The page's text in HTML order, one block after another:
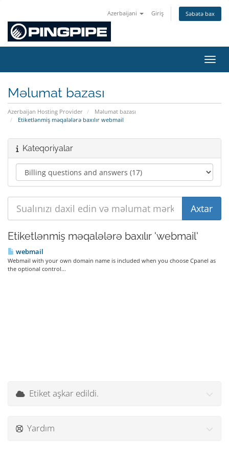
Azerbaijani Giriş Səbətə bax
Məlumat bazası
Azerbaijan Hosting Provider
Məlumat bazası
Etiketlənmiş məqalələrə baxılır webmail
Kateqoriyalar
Etiketlənmiş məqalələrə baxılır 'webmail'
webmail
Webmail with your own domain name is included when you choose Cpanel as
the optional control...
Etiket aşkar edildi.
Yardım